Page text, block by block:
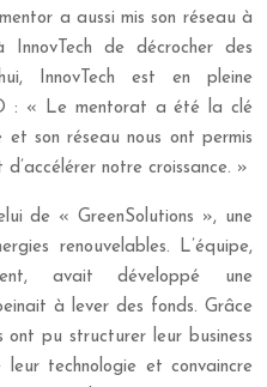
a aussi mis son réseau à
de décrocher des
InnovTech est en pleine
: « Le mentorat a été la clé
et son réseau nous ont permis
notre croissance. »
de « GreenSolutions », une
renouvelables. L’équipe,
avait développé une
à lever des fonds. Grâce
ont pu structurer leur business
technologie et convaincre